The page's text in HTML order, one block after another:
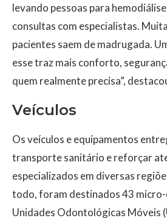
levando pessoas para
consultas com especialistas.
pacientes saem de madrugada.
esse traz mais conforto,
quem realmente precisa”,
Veículos
Os veículos e equipamentos
transporte sanitário e reforçar
especializados em diversas
todo, foram destinados 43 micro-
Unidades Odontológicas Móveis